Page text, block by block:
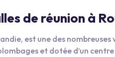
de réunion à
est une des
et dotée d’un